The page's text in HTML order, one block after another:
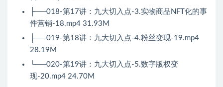
├──018-第17讲：九大切入点-3.实物商品NFT化的事
件营销-18.mp4 31.93M
├──019-第18讲：九大切入点-4.粉丝变现-19.mp4
28.19M
└──020-第19讲：九大切入点-5.数字版权变
现-20.mp4 24.70M